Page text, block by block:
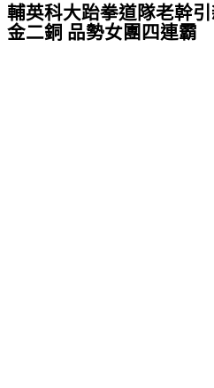
輔英科大跆拳道隊老幹
金二銅 品勢女團四連霸